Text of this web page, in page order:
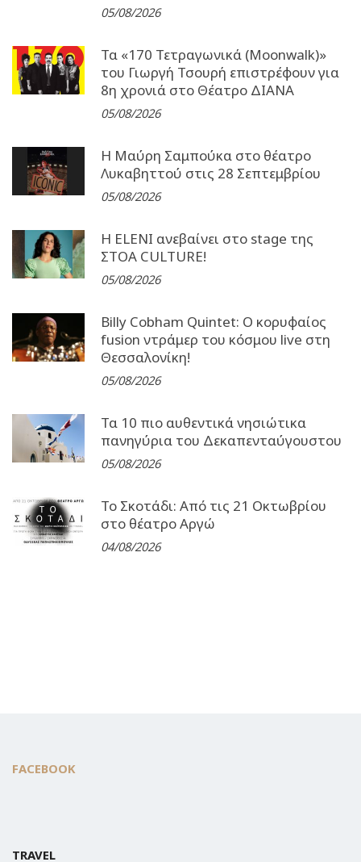
05/08/2026
Τα «170 Τετραγωνικά (Moonwalk)»
του Γιωργή Τσουρή επιστρέφουν για
8η χρονιά στο Θέατρο ΔΙΑΝΑ
05/08/2026
Η Μαύρη Σαμπούκα στο θέατρο
Λυκαβηττού στις 28 Σεπτεμβρίου
05/08/2026
Η ELENI ανεβαίνει στο stage της
ΣΤΟΑ CULTURE!
05/08/2026
Billy Cobham Quintet: Ο κορυφαίος
fusion ντράμερ του κόσμου live στη
Θεσσαλονίκη!
05/08/2026
Τα 10 πιο αυθεντικά νησιώτικα
πανηγύρια του Δεκαπενταύγουστου
05/08/2026
Το Σκοτάδι: Από τις 21 Οκτωβρίου
στο θέατρο Αργώ
04/08/2026
FACEBOOK
TRAVEL